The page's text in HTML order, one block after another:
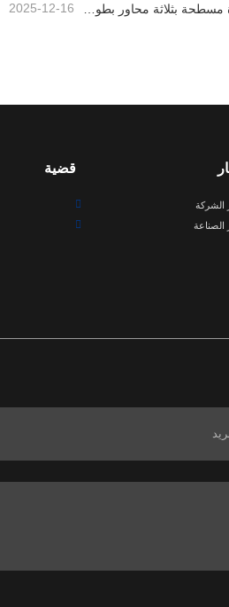
سيتم إرسال مقطورة مسطحة بثلاثة محاور بطول 40 قدمًا إلى غانا 2025-12-16
قضية
الشركة
الصناعة